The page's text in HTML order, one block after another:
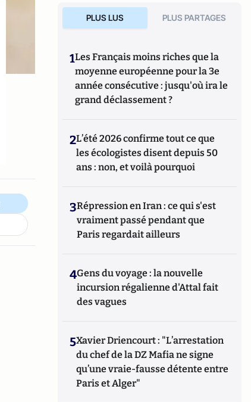
PLUS LUS PLUS PARTAGES
1Les Français moins riches que la
moyenne européenne pour la 3e
année consécutive : jusqu'où ira le
grand déclassement ?
2L’été 2026 confirme tout ce que
les écologistes disent depuis 50
ans : non, et voilà pourquoi
3Répression en Iran : ce qui s'est
vraiment passé pendant que
Paris regardait ailleurs
4Gens du voyage : la nouvelle
incursion régalienne d'Attal fait
des vagues
5Xavier Driencourt : "L’arrestation
du chef de la DZ Mafia ne signe
qu’une vraie-fausse détente entre
Paris et Alger"